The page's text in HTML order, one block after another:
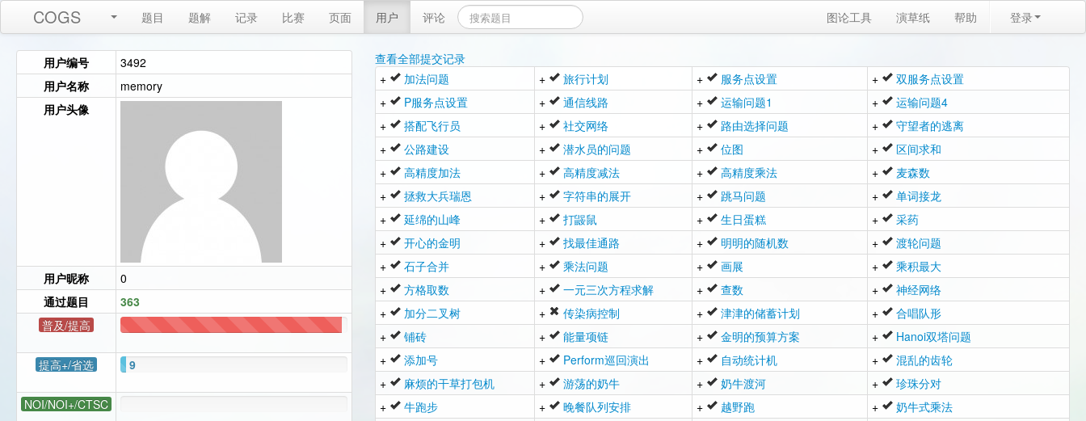
COGS 题目 题解 记录 比赛 页面 用户 评论 图论工具 演草纸 帮助 登录
用户编号
3492
用户名称
memory
用户头像
用户昵称
0
通过题目
363
普及/提高
提高+/省选
9
NOI/NOI+/CTSC
查看全部提交记录
+
加法问题 + 旅行计划 + 服务点设置 +
双服务点设置
+
P服务点设置 + 通信线路 + 运输问题1 +
运输问题4
+
搭配飞行员 + 社交网络 + 路由选择问题 +
守望者的逃离
+
公路建设 + 潜水员的问题 + 位图 +
区间求和
+
高精度加法 + 高精度减法 + 高精度乘法 +
麦森数
+
拯救大兵瑞恩 + 字符串的展开 + 跳马问题 +
单词接龙
+
延绵的山峰 + 打鼹鼠 + 生日蛋糕 +
采药
+
开心的金明 + 找最佳通路 + 明明的随机数 +
渡轮问题
+
石子合并 + 乘法问题 + 画展 +
乘积最大
+
方格取数 + 一元三次方程求解 + 查数 +
神经网络
+
加分二叉树 + 传染病控制 + 津津的储蓄计划 +
合唱队形
+
铺砖 + 能量项链 + 金明的预算方案 +
Hanoi双塔问题
+
添加号 + Perform巡回演出 + 自动统计机 +
混乱的齿轮
+
麻烦的干草打包机 + 游荡的奶牛 + 奶牛渡河 +
珍珠分对
+
牛跑步 + 晚餐队列安排 + 越野跑 +
奶牛式乘法